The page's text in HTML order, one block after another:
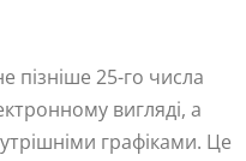
пізніше 25-го числа
вигляді, а
графіками. Це